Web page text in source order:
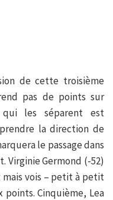
de cette troisième
pas de points sur
qui les séparent est
la direction de
le passage dans
Virginie Germond (-52)
vois – petit à petit
points. Cinquième, Lea